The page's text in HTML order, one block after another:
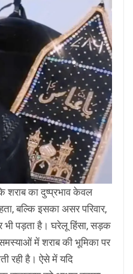
शराब का दुष्प्रभाव केवल
बल्कि इसका असर परिवार,
भी पड़ता है। घरेलू हिंसा, सड़क
में शराब की भूमिका पर
रही है। ऐसे में यदि